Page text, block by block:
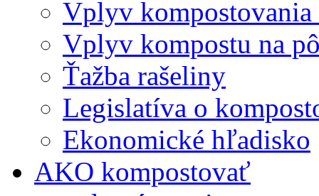
Vplyv
Vplyv kompostu na
Ťažba rašeliny
Legislatíva o
Ekonomické hľadisko
AKO kompostovať